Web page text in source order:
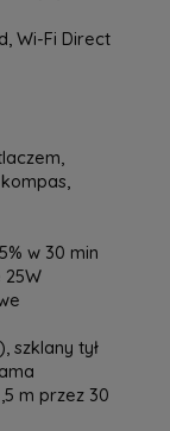
Wi-Fi Direct
w 30 min
25W
szklany tył
m przez 30